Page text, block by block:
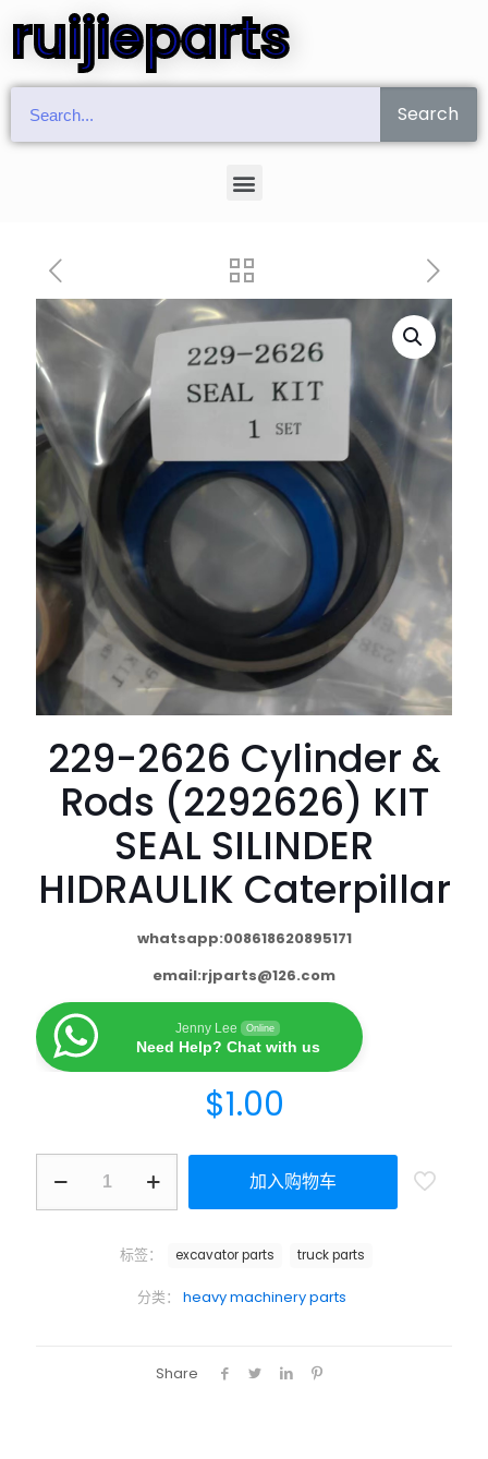
ruijieparts
Search
229-2626 Cylinder &
Rods (2292626) KIT
SEAL SILINDER
HIDRAULIK Caterpillar
whatsapp:008618620895171
email:rjparts@126.com
Jenny Lee Online
Need Help? Chat with us
$1.00
加入购物车
分类： heavy machinery parts
标签： excavator parts truck parts
Share